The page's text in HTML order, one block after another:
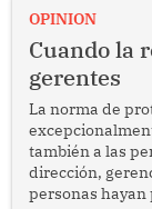
enfrenta
OPINION
Cuando la
gerentes
La norma de
también a las
dirección,
personas